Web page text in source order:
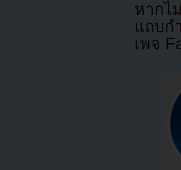
หากไ
แถบก
เพจ